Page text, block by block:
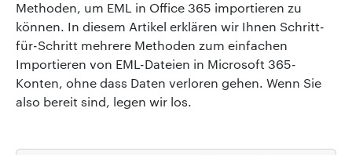
Methoden, um EML in Office 365 importieren zu
können. In diesem Artikel erklären wir Ihnen Schritt-
für-Schritt mehrere Methoden zum einfachen
Importieren von EML-Dateien in Microsoft 365-
Konten, ohne dass Daten verloren gehen. Wenn Sie
also bereit sind, legen wir los.